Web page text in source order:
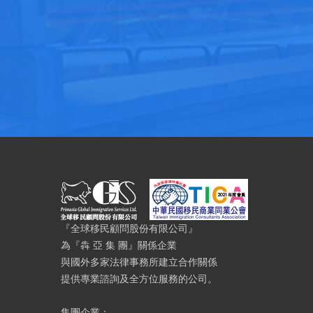
『全球移民顧問股份有限公司』
為『犇 亞 集 團』關係企業
與國外多家法律事務所建立合作關係
提供專業諮詢及全方位服務的公司。